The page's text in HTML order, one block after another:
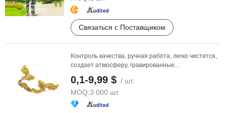
Связаться с Поставщиком
Контроль качества, ручная работа, легко чистится,
создает атмосферу, гравированные
металлические
0,1-9,99 $ / шт.
MOQ:3 000 шт.